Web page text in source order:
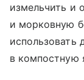
измельчить и
и морковную
использовать
в компостную